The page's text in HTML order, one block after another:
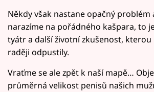
Někdy však nastane opačný problém
narazíme na pořádného kašpara, to
tyátr a další životní zkušenost, kterou
raději odpustily.
Vraťme se ale zpět k naší mapě…
průměrná velikost penisů našich